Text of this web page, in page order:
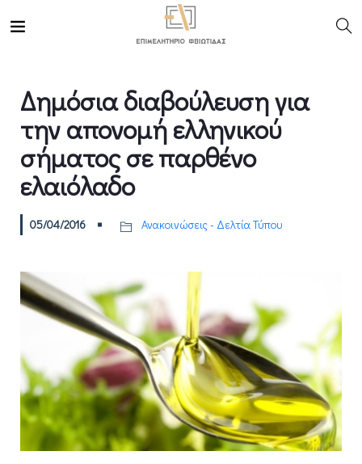
Δημόσια διαβούλευση για
την απονομή ελληνικού
σήματος σε παρθένο
ελαιόλαδο
05/04/2016 Ανακοινώσεις - Δελτία Τύπου